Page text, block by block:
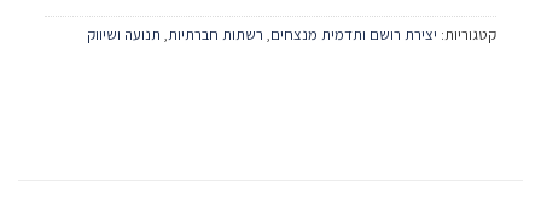
קטגוריות: יצירת רושם ותדמית מנצחים, רשתות חברתיות, תנועה ושיווק